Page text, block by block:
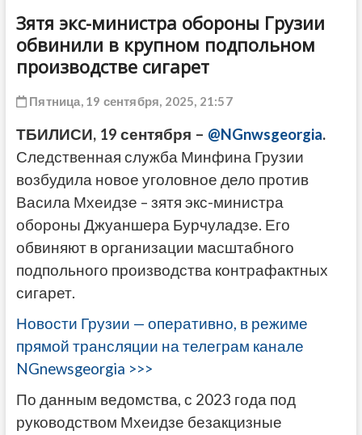
Зятя экс-министра обороны Грузии
обвинили в крупном подпольном
производстве сигарет
Пятница, 19 сентября, 2025, 21:57
ТБИЛИСИ, 19 сентября – @NGnwsgeorgia.
Следственная служба Минфина Грузии
возбудила новое уголовное дело против
Васила Мхеидзе – зятя экс-министра
обороны Джуаншера Бурчуладзе. Его
обвиняют в организации масштабного
подпольного производства контрафактных
сигарет.
Новости Грузии — оперативно, в режиме
прямой трансляции на телеграм канале
NGnewsgeorgia >>>
По данным ведомства, с 2023 года под
руководством Мхеидзе безакцизные